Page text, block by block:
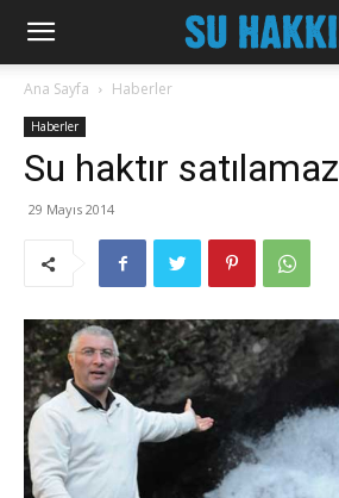
Ana Sayfa Haberler
Haberler
Su haktır satılamaz
29 Mayıs 2014